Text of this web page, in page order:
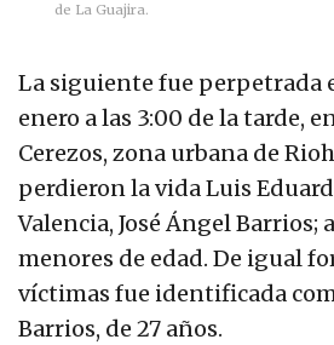
de La Guajira.
La siguiente fue perpetrada
enero a las 3:00 de la tarde,
Cerezos, zona urbana de
perdieron la vida Luis
Valencia, José Ángel Barrios;
menores de edad. De igual
víctimas fue identificada
Barrios, de 27 años.